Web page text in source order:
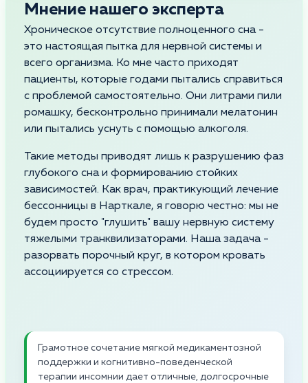
Мнение нашего эксперта
Хроническое отсутствие полноценного сна -
это настоящая пытка для нервной системы и
всего организма. Ко мне часто приходят
пациенты, которые годами пытались справиться
с проблемой самостоятельно. Они литрами пили
ромашку, бесконтрольно принимали мелатонин
или пытались уснуть с помощью алкоголя.
Такие методы приводят лишь к разрушению фаз
глубокого сна и формированию стойких
зависимостей. Как врач, практикующий лечение
бессонницы в Нарткале, я говорю честно: мы не
будем просто "глушить" вашу нервную систему
тяжелыми транквилизаторами. Наша задача -
разорвать порочный круг, в котором кровать
ассоциируется со стрессом.
Грамотное сочетание мягкой медикаментозной
поддержки и когнитивно-поведенческой
терапии инсомнии дает отличные, долгосрочные